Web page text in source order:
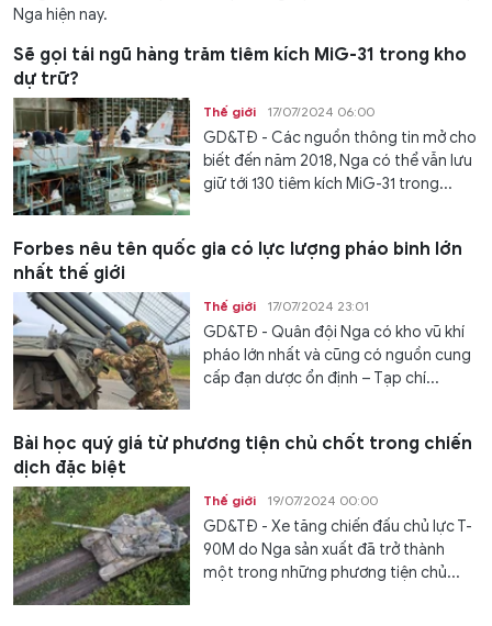
Nga hiện nay.
Sẽ gọi tái ngũ hàng trăm tiêm kích MiG-31 trong kho
dự trữ?
Thế giới 17/07/2024 06:00
GD&TĐ - Các nguồn thông tin mở cho
biết đến năm 2018, Nga có thể vẫn lưu
giữ tới 130 tiêm kích MiG-31 trong...
Forbes nêu tên quốc gia có lực lượng pháo binh lớn
nhất thế giới
Thế giới 17/07/2024 23:01
GD&TĐ - Quân đội Nga có kho vũ khí
pháo lớn nhất và cũng có nguồn cung
cấp đạn dược ổn định – Tạp chí...
Bài học quý giá từ phương tiện chủ chốt trong chiến
dịch đặc biệt
Thế giới 19/07/2024 00:00
GD&TĐ - Xe tăng chiến đấu chủ lực T-
90M do Nga sản xuất đã trở thành
một trong những phương tiện chủ...